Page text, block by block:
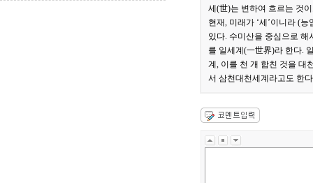
세(世)는 변하여 흐르는 것
현재, 미래가 ‘세’이니라 (
있다. 수미산을 중심으로 해
를 일세계(一世界)라 한다.
계, 이를 천 개 합친 것을 대
서 삼천대천세계라고도 한